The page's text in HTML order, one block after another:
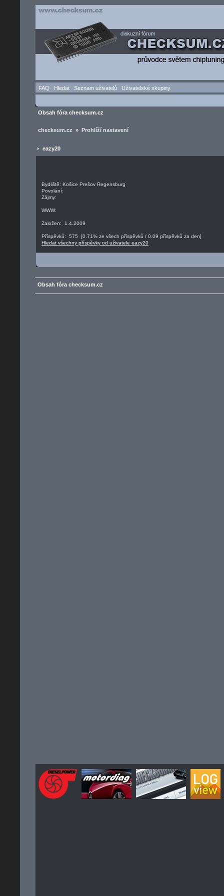
FAQ Hledat Seznam uživatelů Uživatelské skupiny
Obsah fóra checksum.cz
checksum.cz » Prohlíží nastavení
eazy20
Bydliště: Košice Prešov Regensburg
Povolání:
Zájmy:
WWW:
Založen: 1.4.2009
Příspěvků: 575 [0.71% ze všech příspěvků / 0.09 příspěvků za den]
Hledat všechny příspěvky od uživatele eazy20
Obsah fóra checksum.cz